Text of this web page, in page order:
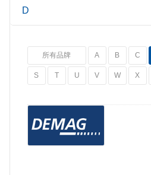
D
所有品牌 A B C
S T U V W X